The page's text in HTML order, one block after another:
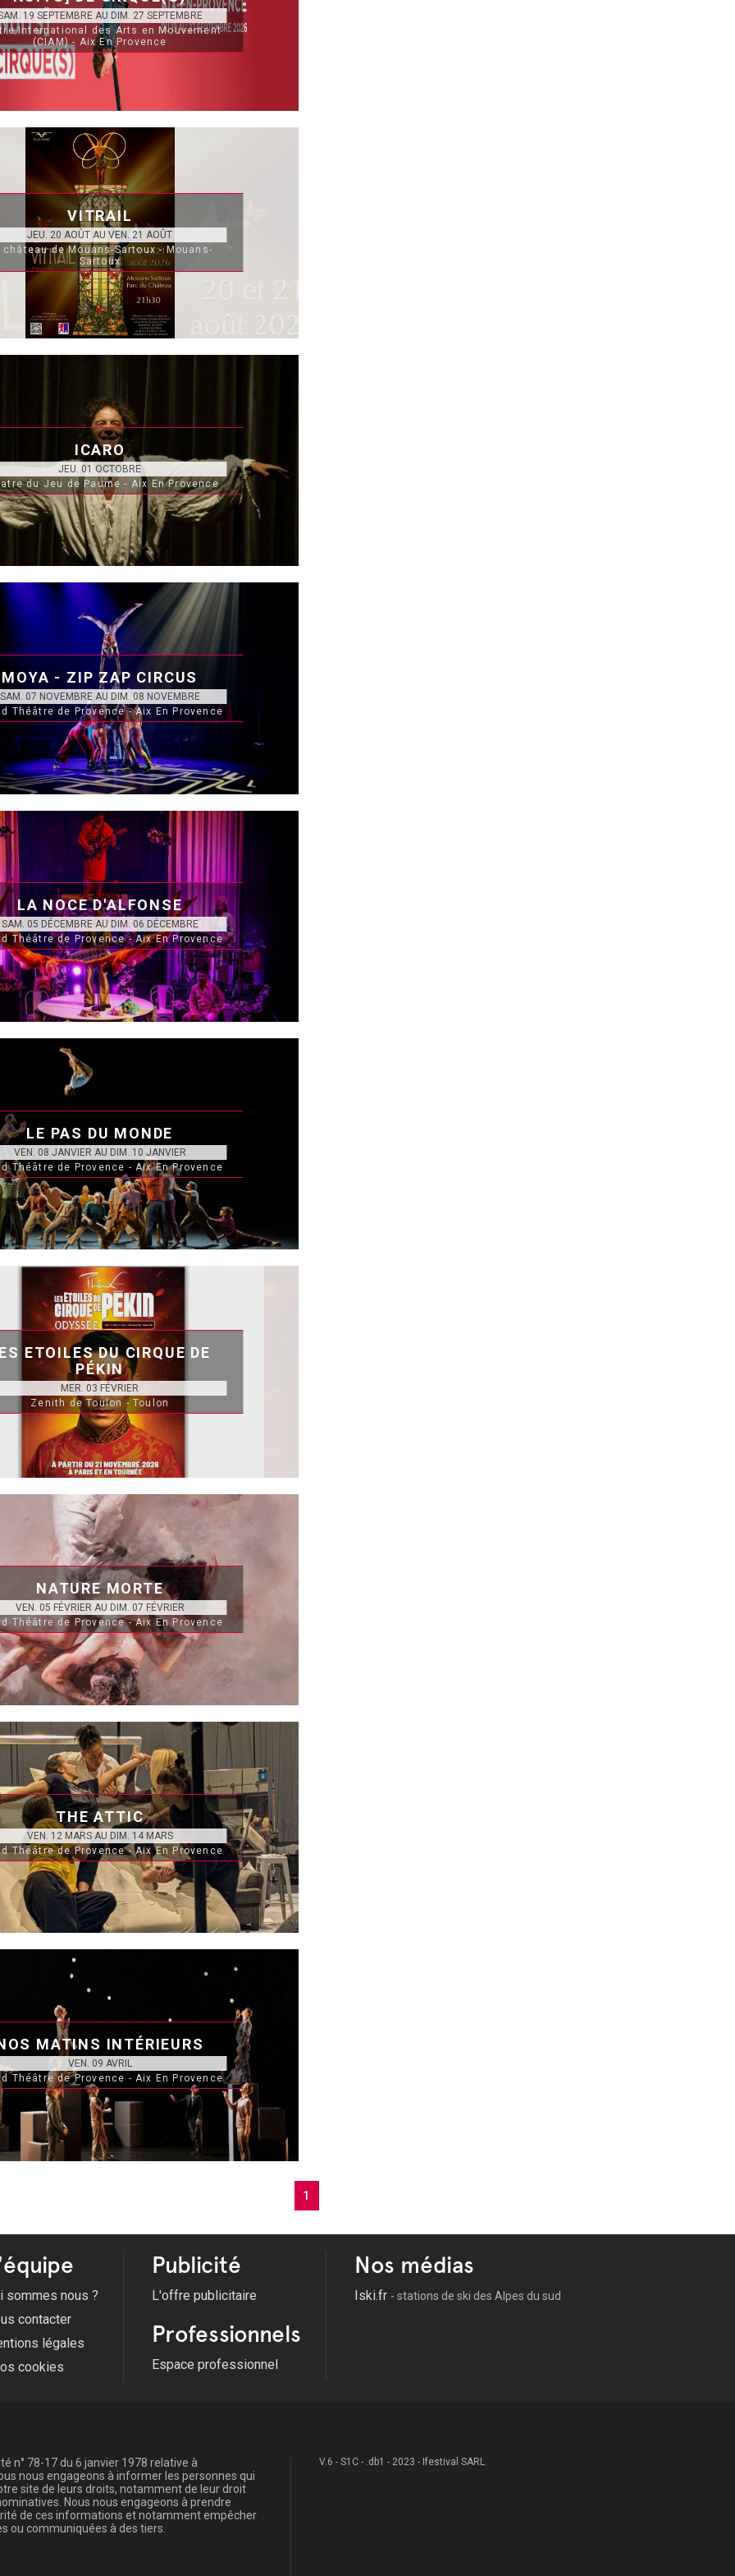
19 SEPTEMBRE AU DIM. 27 SEPTEMBRE
International des Arts en Mouvement
(CIAM) - Aix En Provence
VITRAIL
JEU. 20 AOÛT AU VEN. 21 AOÛT
château de Mouans-Sartoux - Mouans-
Sartoux
ICARO
JEU. 01 OCTOBRE
du Jeu de Paume - Aix En Provence
MOYA - ZIP ZAP CIRCUS
SAM. 07 NOVEMBRE AU DIM. 08 NOVEMBRE
Théâtre de Provence - Aix En Provence
LA NOCE D'ALFONSE
SAM. 05 DÉCEMBRE AU DIM. 06 DÉCEMBRE
Théâtre de Provence - Aix En Provence
LE PAS DU MONDE
VEN. 08 JANVIER AU DIM. 10 JANVIER
Théâtre de Provence - Aix En Provence
ETOILES DU CIRQUE DE
PÉKIN
MER. 03 FÉVRIER
Zenith de Toulon - Toulon
NATURE MORTE
VEN. 05 FÉVRIER AU DIM. 07 FÉVRIER
Théâtre de Provence - Aix En Provence
THE ATTIC
VEN. 12 MARS AU DIM. 14 MARS
Théâtre de Provence - Aix En Provence
MATINS INTÉRIEURS
VEN. 09 AVRIL
Théâtre de Provence - Aix En Provence
1
sommes nous ?
contacter
légales
cookies
Publicité
L'offre publicitaire
Professionnels
Espace professionnel
Nos médias
Iski.fr - stations de ski des Alpes du sud
n° 78-17 du 6 janvier 1978 relative à
nous engageons à informer les personnes qui
site de leurs droits, notamment de leur droit
Nous nous engageons à prendre
de ces informations et notamment empêcher
ou communiquées à des tiers.
V.6 - S1C - .db1 - 2023 - Ifestival SARL